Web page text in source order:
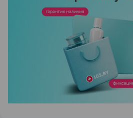
ЭФФЕКТИВНАЯ